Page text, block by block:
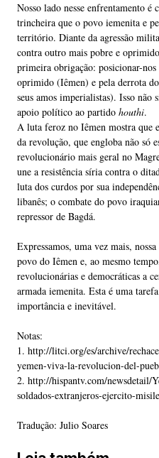
Nosso lado nesse enfrentamento é
trincheira que o povo iemenita e
território. Diante da agressão
contra outro mais pobre e
primeira obrigação: posicionar-
oprimido (Iêmen) e pela derrota
seus amos imperialistas). Isso
apoio político ao partido houthi.
A luta feroz no Iêmen mostra que
da revolução, que engloba não só
revolucionário mais geral no
une a resistência síria contra o
luta dos curdos por sua
libanês; o combate do povo
repressor de Bagdá.
Expressamos, uma vez mais,
povo do Iêmen e, ao mesmo
revolucionárias e democráticas a
armada iemenita. Esta é uma
importância e inevitável.
Notas:
1. http://litci.org/es/archive/
yemen-viva-la-revolucion-del-
2. http://hispantv.com/newsdetail/
soldados-extranjeros-ejercito-
Tradução: Julio Soares